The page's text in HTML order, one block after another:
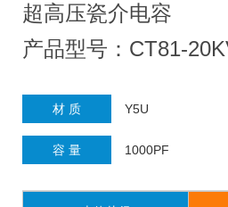
超高压瓷介电容
产品型号：CT81-
材 质 Y5U
容 量 1000PF